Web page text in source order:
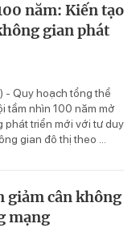
năm: Kiến tạo
gian phát
- Quy hoạch tổng thể
tầm nhìn 100 năm mở
phát triển mới với tư duy
gian đô thị theo ...
giảm cân không
mạng